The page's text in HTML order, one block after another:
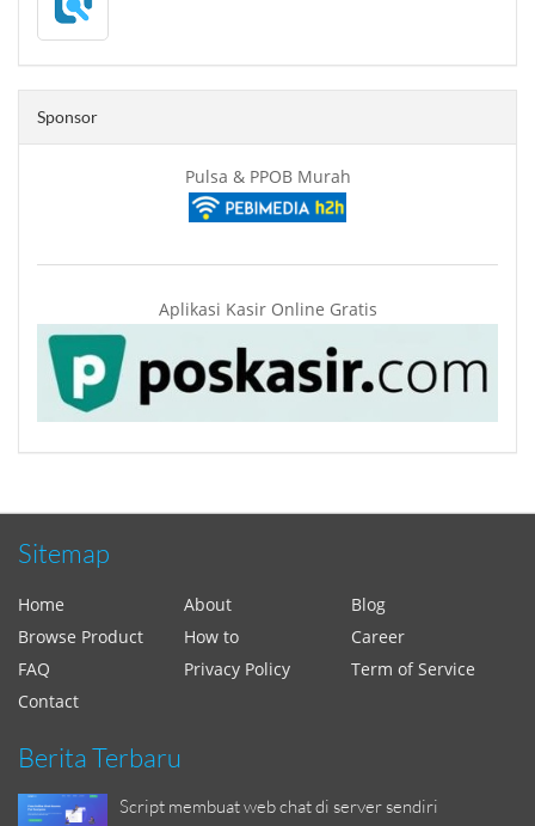
Sponsor
Pulsa & PPOB Murah
Aplikasi Kasir Online Gratis
Sitemap
Home About
Blog
Browse Product
How to
Career
FAQ
Privacy Policy
Term of Service
Contact
Berita Terbaru
Script membuat web chat di server sendiri